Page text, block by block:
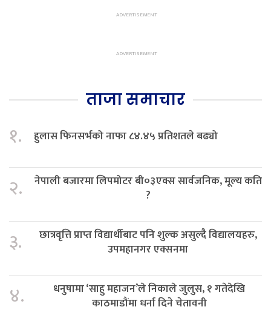
ताजा समाचार
१. हुलास फिनसर्भको नाफा ८४.४५ प्रतिशतले बढ्यो
२.
नेपाली बजारमा लिपमोटर बी०३एक्स सार्वजनिक, मूल्य कति
?
३.
छात्रवृत्ति प्राप्त विद्यार्थीबाट पनि शुल्क असुल्दै विद्यालयहरु,
उपमहानगर एक्सनमा
४.
धनुषामा ‘साहु महाजन’ले निकाले जुलुस, १ गतेदेखि
काठमाडौंमा धर्ना दिने चेतावनी